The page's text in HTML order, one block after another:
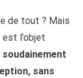
de tout ? Mais
l’objet
sans